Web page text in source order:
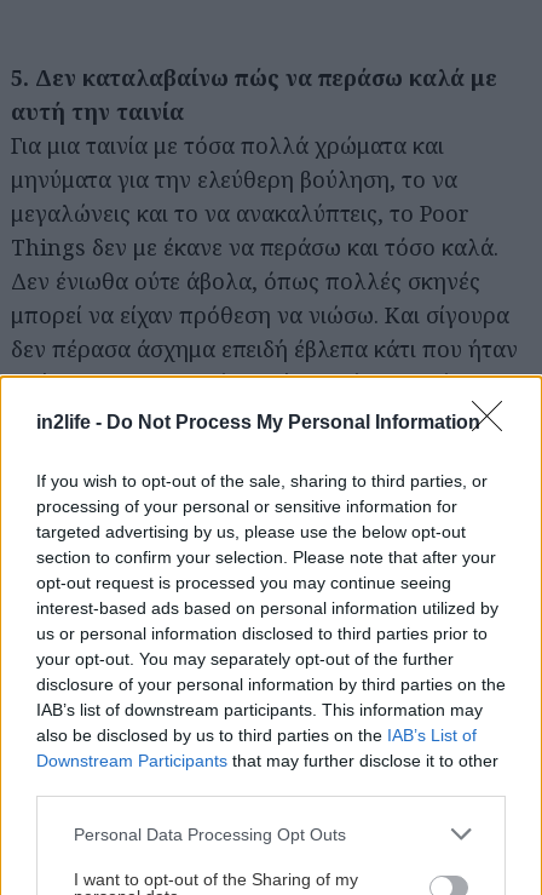
in2life - Do Not Process My Personal Information
If you wish to opt-out of the sale, sharing to third parties, or
processing of your personal or sensitive information for
targeted advertising by us, please use the below opt-out
section to confirm your selection. Please note that after your
opt-out request is processed you may continue seeing
interest-based ads based on personal information utilized by
us or personal information disclosed to third parties prior to
your opt-out. You may separately opt-out of the further
disclosure of your personal information by third parties on the
IAB’s list of downstream participants. This information may
also be disclosed by us to third parties on the IAB’s List of
Downstream Participants that may further disclose it to other
Please note that this website/app uses one or more Google
not limited to your visit or usage behaviour. You may click to
Personal Data Processing Opt Outs
I want to opt-out of the Sharing of my
5. Δεν καταλαβαίνω πώς να περάσω καλά με
αυτή την ταινία
Για μια ταινία με τόσα πολλά χρώματα και
μηνύματα για την ελεύθερη βούληση, το να
μεγαλώνεις και το να ανακαλύπτεις, το Poor
Things δεν με έκανε να περάσω και τόσο καλά.
Δεν ένιωθα ούτε άβολα, όπως πολλές σκηνές
μπορεί να είχαν πρόθεση να νιώσω. Και σίγουρα
δεν πέρασα άσχημα επειδή έβλεπα κάτι που ήταν
σούπερ καλοφτιαγμένο. Ούτε αδιάφορα πέρασα,
επειδή ακόμα το σκέφτομαι και το συζητάω.
απαντήσει σε αυτό κάποιος φαν του Λάνθιμου, ας
αποφύγει παρακαλώ πεντασύλλαβες και πάνω
λέξεις. Δεν τις ξέρω.
Όλες οι Ταινίες
ΤΑΙΝΊΕΣ (ΕΛΛΗΝΙΚΌΣ ΤΊΤΛΟΣ)
ΤΑΙΝΊΕΣ (ΠΡΩΤΌΤΥΠΟΣ ΤΊΤΛΟΣ)
Αναζήτηση
για...